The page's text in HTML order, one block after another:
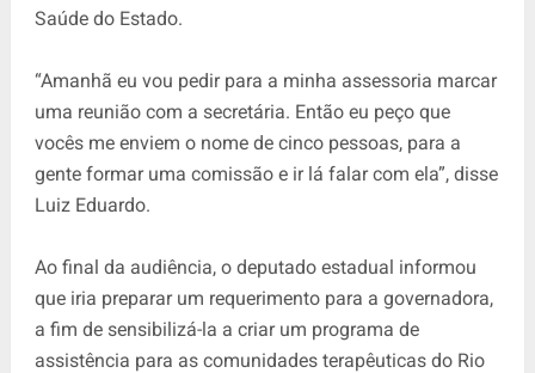
Saúde do Estado.
“Amanhã eu vou pedir para a minha assessoria marcar
uma reunião com a secretária. Então eu peço que
vocês me enviem o nome de cinco pessoas, para a
gente formar uma comissão e ir lá falar com ela”, disse
Luiz Eduardo.
Ao final da audiência, o deputado estadual informou
que iria preparar um requerimento para a governadora,
a fim de sensibilizá-la a criar um programa de
assistência para as comunidades terapêuticas do Rio